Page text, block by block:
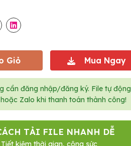
Giỏ Mua Ngay
cần đăng nhập/đăng ký. File tự động
Zalo khi thanh toán thành công!
TẢI FILE NHANH DỄ
Tiết kiệm thời gian, công sức